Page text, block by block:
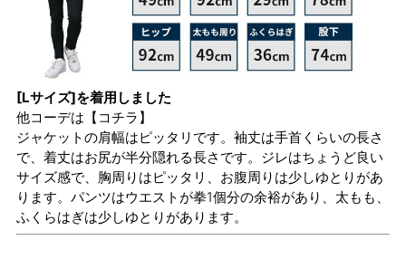
[Lサイズ]を着用しました
他コーデは 【コチラ】
ジャケットの肩幅はピッタリです。袖丈は手首くらいの長さ
で、着丈はお尻が半分隠れる長さです。ジレはちょうど良い
サイズ感で、胸周りはピッタリ、お腹周りは少しゆとりがあ
ります。パンツはウエストが拳1個分の余裕があり、太もも、
ふくらはぎは少しゆとりがあります。